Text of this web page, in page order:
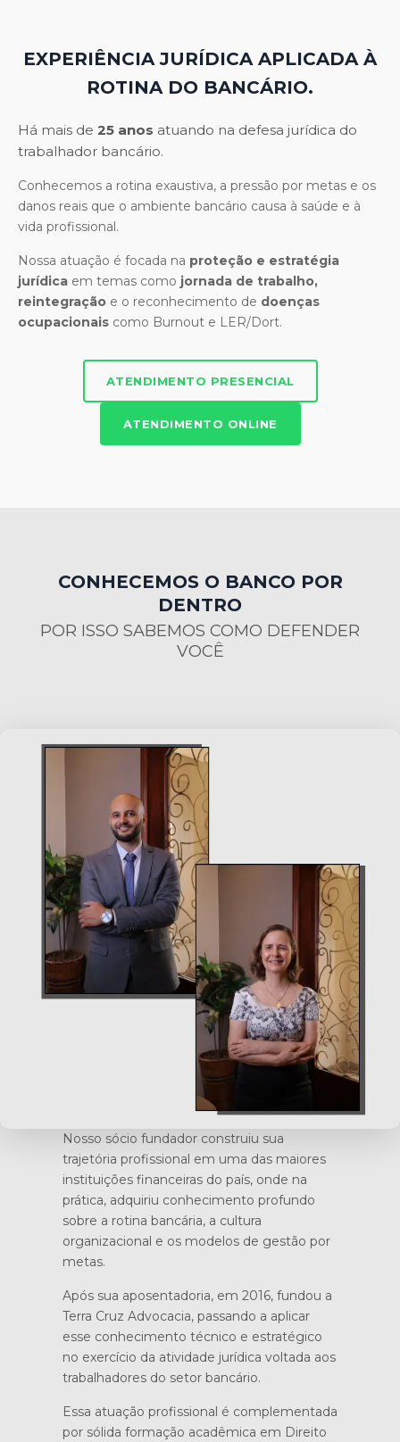
EXPERIÊNCIA JURÍDICA APLICADA À
ROTINA DO BANCÁRIO.
Há mais de 25 anos atuando na defesa jurídica do
trabalhador bancário.
Conhecemos a rotina exaustiva, a pressão por metas e os
danos reais que o ambiente bancário causa à saúde e à
vida profissional.
Nossa atuação é focada na proteção e estratégia
jurídica em temas como jornada de trabalho,
reintegração e o reconhecimento de doenças
ocupacionais como Burnout e LER/Dort.
ATENDIMENTO PRESENCIAL
ATENDIMENTO ONLINE
CONHECEMOS O BANCO POR
DENTRO
POR ISSO SABEMOS COMO DEFENDER
VOCÊ
Nosso sócio fundador construiu sua
trajetória profissional em uma das maiores
instituições financeiras do país, onde na
prática, adquiriu conhecimento profundo
sobre a rotina bancária, a cultura
organizacional e os modelos de gestão por
metas.
Após sua aposentadoria, em 2016, fundou a
Terra Cruz Advocacia, passando a aplicar
esse conhecimento técnico e estratégico
no exercício da atividade jurídica voltada aos
trabalhadores do setor bancário.
Essa atuação profissional é complementada
por sólida formação acadêmica em Direito